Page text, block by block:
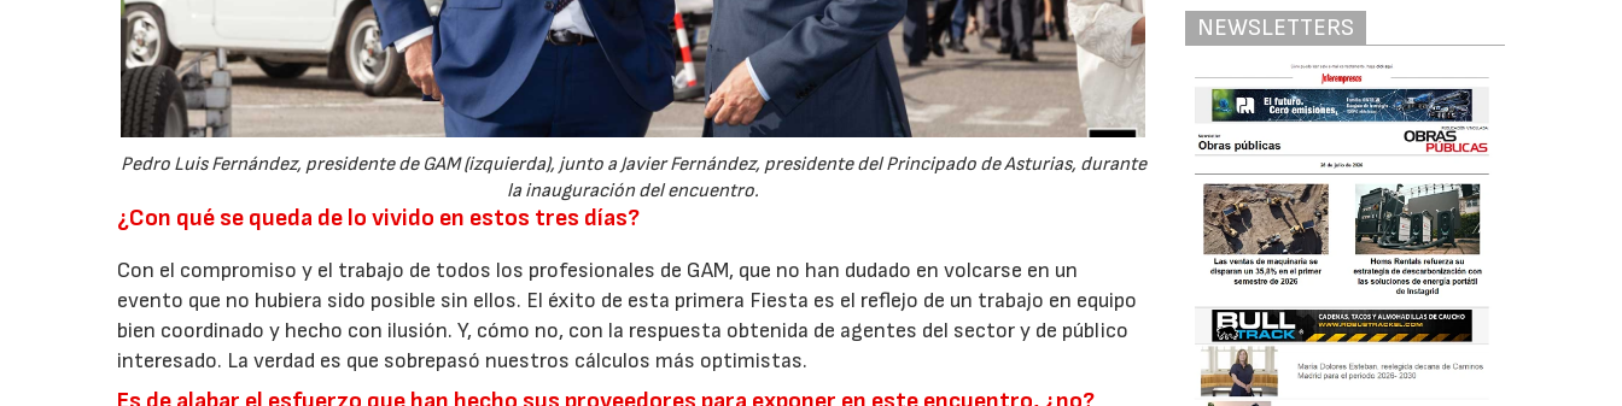
Pedro Luis Fernández, presidente de GAM (izquierda), junto a Javier Fernández, presidente del Principado de Asturias, durante
la inauguración del encuentro.
¿Con qué se queda de lo vivido en estos tres días?
Con el compromiso y el trabajo de todos los profesionales de GAM, que no han dudado en volcarse en un
evento que no hubiera sido posible sin ellos. El éxito de esta primera Fiesta es el reflejo de un trabajo en equipo
bien coordinado y hecho con ilusión. Y, cómo no, con la respuesta obtenida de agentes del sector y de público
interesado. La verdad es que sobrepasó nuestros cálculos más optimistas.
NEWSLETTERS